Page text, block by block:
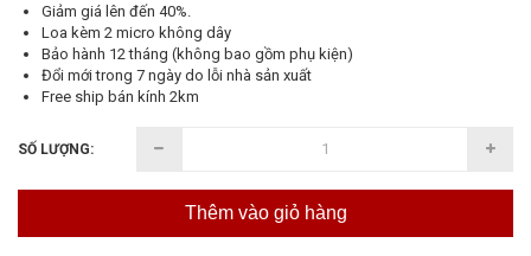
Giảm giá lên đến 40%.
Loa kèm 2 micro không dây
Bảo hành 12 tháng (không bao gồm phụ kiện)
Đổi mới trong 7 ngày do lỗi nhà sản xuất
Free ship bán kính 2km
SỐ LƯỢNG:
Thêm vào giỏ hàng